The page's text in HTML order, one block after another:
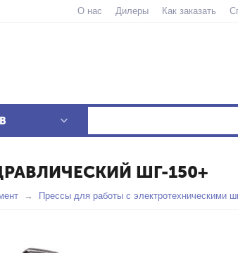
О нас Дилеры Как заказать
ШГ-150+
Прессы для работы с электротехническими